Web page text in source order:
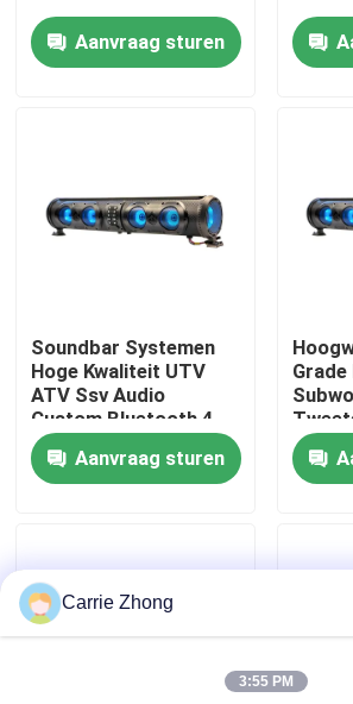
Huis
Fabrieksreis
Contact de V.S.
Nieuws
Het Wieldekking van de golfkar
Het Dashboard van de golfkar
Aanvraag sturen
Soundbar Systemen
Hoge Kwaliteit UTV
ATV Ssv Audio
Custom Bluetooth 4
Luidsprekers
Afstandsbediening
IP66 Waterdicht USB
Aanvraag sturen
Carrie Zhong
3:55 PM